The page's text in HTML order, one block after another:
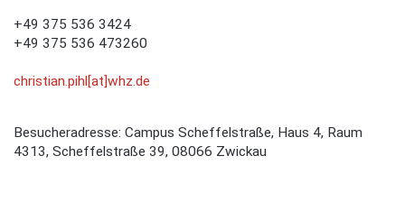
+49 375 536 3424
+49 375 536 473260
christian.pihl[at]whz.de
Besucheradresse: Campus Scheffelstraße, Haus 4, Raum
4313, Scheffelstraße 39, 08066 Zwickau